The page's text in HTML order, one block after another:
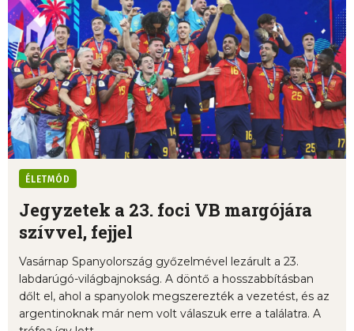
ÉLETMÓD
Jegyzetek a 23. foci VB margójára
szívvel, fejjel
Vasárnap Spanyolország győzelmével lezárult a 23.
labdarúgó-világbajnokság. A döntő a hosszabbításban
dőlt el, ahol a spanyolok megszerezték a vezetést, és az
argentinoknak már nem volt válaszuk erre a találatra. A